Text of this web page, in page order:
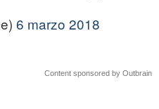
6 marzo 2018
Content sponsored by Outbrain